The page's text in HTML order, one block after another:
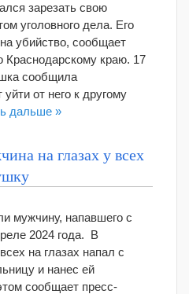
зарезать свою
уголовного дела. Его
убийство, сообщает
краю. 17
сообщила
от него к другому
дальше »
на глазах у всех
мужчину, напавшего с
2024 года. В
на глазах напал с
и нанес ей
сообщает пресс-